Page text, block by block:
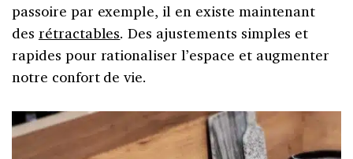
passoire par exemple, il en existe maintenant
des rétractables. Des ajustements simples et
rapides pour rationaliser l’espace et augmenter
notre confort de vie.